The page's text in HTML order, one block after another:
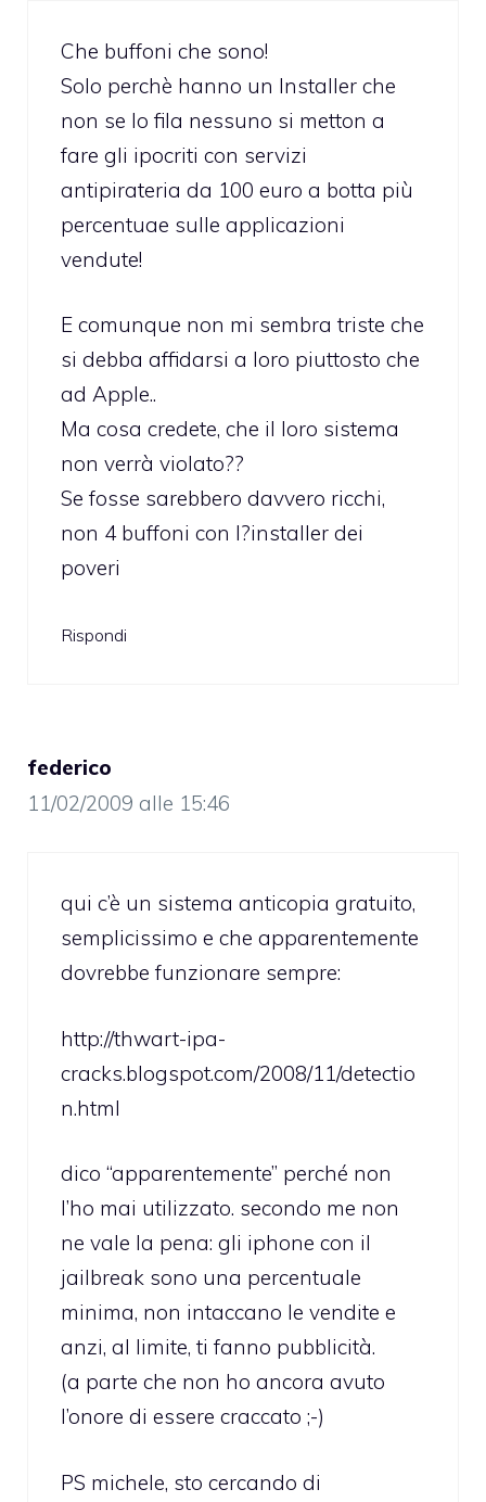
Che buffoni che sono!
Solo perchè hanno un Installer che
non se lo fila nessuno si metton a
fare gli ipocriti con servizi
antipirateria da 100 euro a botta più
percentuae sulle applicazioni
vendute!
E comunque non mi sembra triste che
si debba affidarsi a loro piuttosto che
ad Apple..
Ma cosa credete, che il loro sistema
non verrà violato??
Se fosse sarebbero davvero ricchi,
non 4 buffoni con l?installer dei
poveri
Rispondi
federico
11/02/2009 alle 15:46
qui c’è un sistema anticopia gratuito,
semplicissimo e che apparentemente
dovrebbe funzionare sempre:
http://thwart-ipa-
cracks.blogspot.com/2008/11/detectio
n.html
dico “apparentemente” perché non
l’ho mai utilizzato. secondo me non
ne vale la pena: gli iphone con il
jailbreak sono una percentuale
minima, non intaccano le vendite e
anzi, al limite, ti fanno pubblicità.
(a parte che non ho ancora avuto
l’onore di essere craccato ;-)
PS michele, sto cercando di